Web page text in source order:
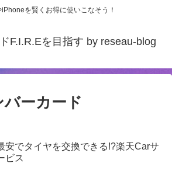
を賢くお得に使いこなそう！
F.I.R.Eを目指す by reseau-blog
ーカード
安でタイヤを交換できる!?楽天Carサ
ビス